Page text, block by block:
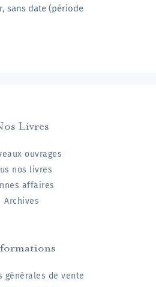
sans date (période
Livres
ouvrages
nos livres
affaires
Archives
générales de vente